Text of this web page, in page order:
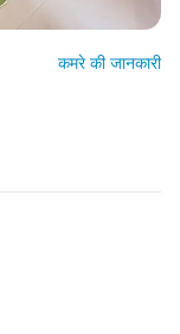
कमरे की जानकारी